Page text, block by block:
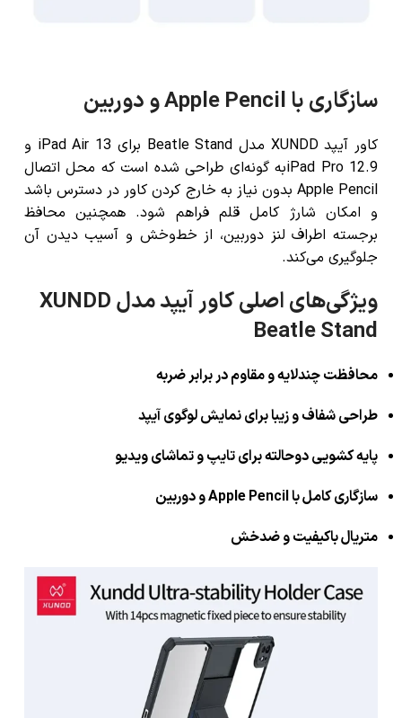
سازگاری با Apple Pencil و دوربین
کاور آیپد XUNDD مدل Beatle Stand برای iPad Air 13 و
iPad Pro 12.9به گونه‌ای طراحی شده است که محل اتصال
Apple Pencil بدون نیاز به خارج کردن کاور در دسترس باشد
و امکان شارژ کامل قلم فراهم شود. همچنین محافظ
برجسته اطراف لنز دوربین، از خط‌وخش و آسیب دیدن آن
جلوگیری می‌کند.
ویژگی‌های اصلی کاور آیپد مدل XUNDD
Beatle Stand
محافظت چندلایه و مقاوم در برابر ضربه
طراحی شفاف و زیبا برای نمایش لوگوی آیپد
پایه کشویی دوحالته برای تایپ و تماشای ویدیو
سازگاری کامل با Apple Pencil و دوربین
متریال باکیفیت و ضدخش